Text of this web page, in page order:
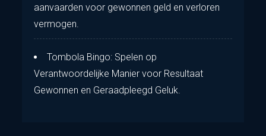
aanvaarden voor gewonnen geld en verloren
vermogen.
Tombola Bingo: Spelen op
Verantwoordelijke Manier voor Resultaat
Gewonnen en Geraadpleegd Geluk.